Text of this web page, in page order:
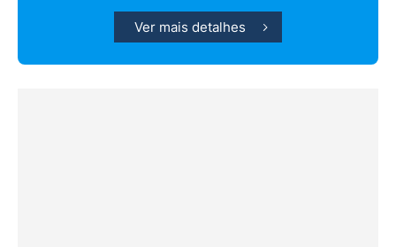
Ver mais detalhes